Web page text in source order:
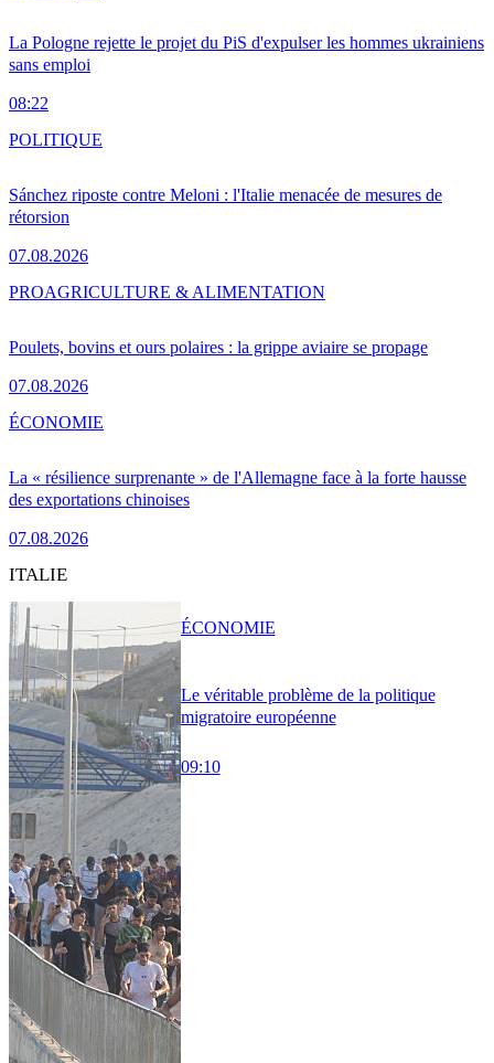
La Pologne rejette le projet du PiS d'expulser les hommes ukrainiens
sans emploi
08:22
Sánchez riposte contre Meloni : l'Italie menacée de mesures de
rétorsion
07.08.2026
POLITIQUE
Poulets, bovins et ours polaires : la grippe aviaire se propage
07.08.2026
PROAGRICULTURE & ALIMENTATION
La « résilience surprenante » de l'Allemagne face à la forte hausse
des exportations chinoises
07.08.2026
ÉCONOMIE
ITALIE
Le véritable problème de la politique
migratoire européenne
09:10
ÉCONOMIE